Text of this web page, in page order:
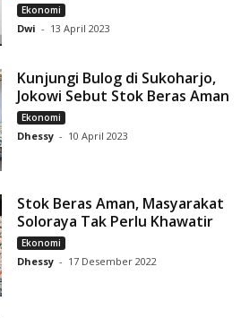
Ekonomi
Dwi - 13 April 2023
Kunjungi Bulog di Sukoharjo,
Jokowi Sebut Stok Beras Aman
Ekonomi
Dhessy - 10 April 2023
Stok Beras Aman, Masyarakat
Soloraya Tak Perlu Khawatir
Ekonomi
Dhessy - 17 Desember 2022